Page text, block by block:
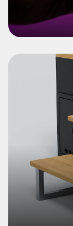
Размеры